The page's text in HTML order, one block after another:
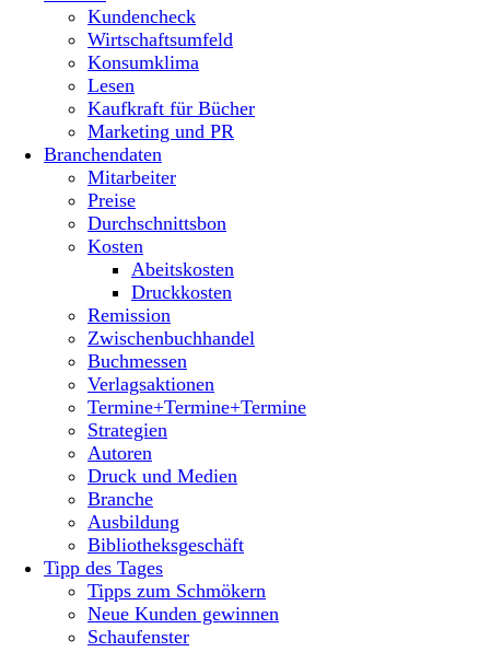
Kundencheck
Wirtschaftsumfeld
Konsumklima
Lesen
Kaufkraft für Bücher
Marketing und PR
Branchendaten
Mitarbeiter
Preise
Durchschnittsbon
Kosten
Abeitskosten
Druckkosten
Remission
Zwischenbuchhandel
Buchmessen
Verlagsaktionen
Termine+Termine+Termine
Strategien
Autoren
Druck und Medien
Branche
Ausbildung
Bibliotheksgeschäft
Tipp des Tages
Tipps zum Schmökern
Neue Kunden gewinnen
Schaufenster